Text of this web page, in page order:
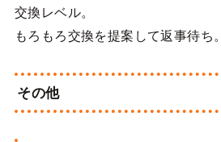
交換レベル。
もろもろ交換を提案して返事待ち。
その他